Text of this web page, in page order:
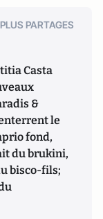
PLUS PARTAGES
Casta
&
le
fond,
du brukini,
bisco-fils;